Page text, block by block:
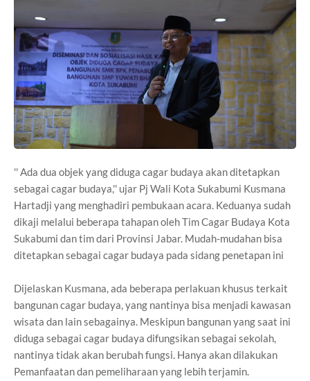
'' Ada dua objek yang diduga cagar budaya akan ditetapkan
sebagai cagar budaya,'' ujar Pj Wali Kota Sukabumi Kusmana
Hartadji yang menghadiri pembukaan acara. Keduanya sudah
dikaji melalui beberapa tahapan oleh Tim Cagar Budaya Kota
Sukabumi dan tim dari Provinsi Jabar. Mudah-mudahan bisa
ditetapkan sebagai cagar budaya pada sidang penetapan ini
Dijelaskan Kusmana, ada beberapa perlakuan khusus terkait
bangunan cagar budaya, yang nantinya bisa menjadi kawasan
wisata dan lain sebagainya. Meskipun bangunan yang saat ini
diduga sebagai cagar budaya difungsikan sebagai sekolah,
nantinya tidak akan berubah fungsi. Hanya akan dilakukan
Pemanfaatan dan pemeliharaan yang lebih terjamin.